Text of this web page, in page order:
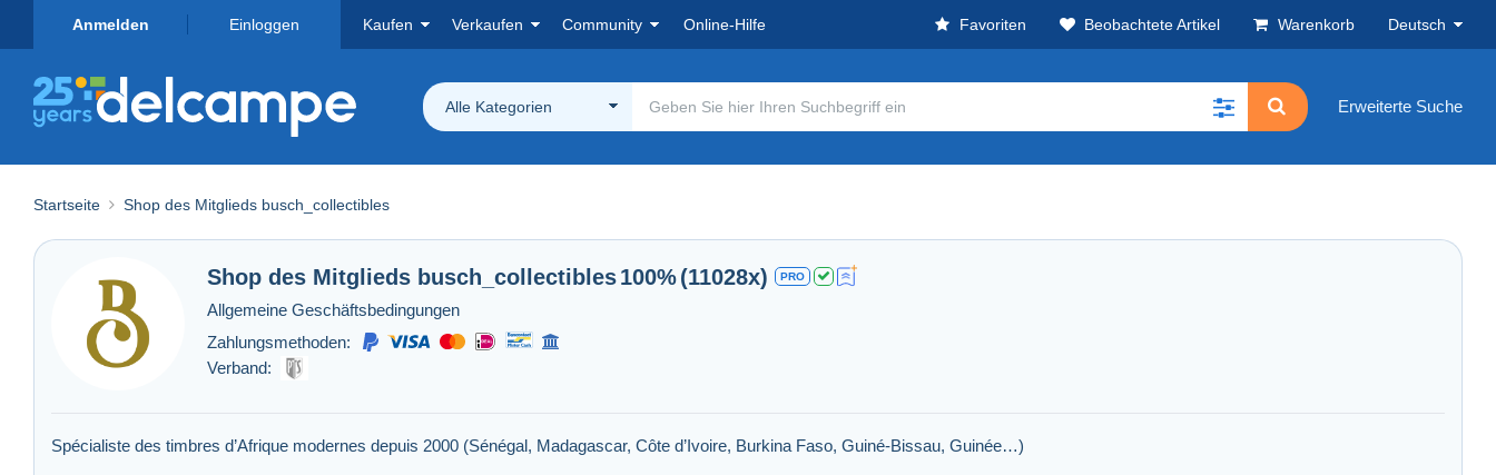
Anmelden Einloggen Kaufen Verkaufen Community Online-Hilfe Favoriten Beobachtete Artikel Warenkorb Deutsch
Alle Kategorien Erweiterte Suche
Startseite Shop des Mitglieds busch_collectibles
Shop des Mitglieds busch_collectibles100%(11028x) PRO
Allgemeine Geschäftsbedingungen
Zahlungsmethoden:
Verband:
Spécialiste des timbres d’Afrique modernes depuis 2000 (Sénégal, Madagascar, Côte d’Ivoire, Burkina Faso, Guiné-Bissau, Guinée…)